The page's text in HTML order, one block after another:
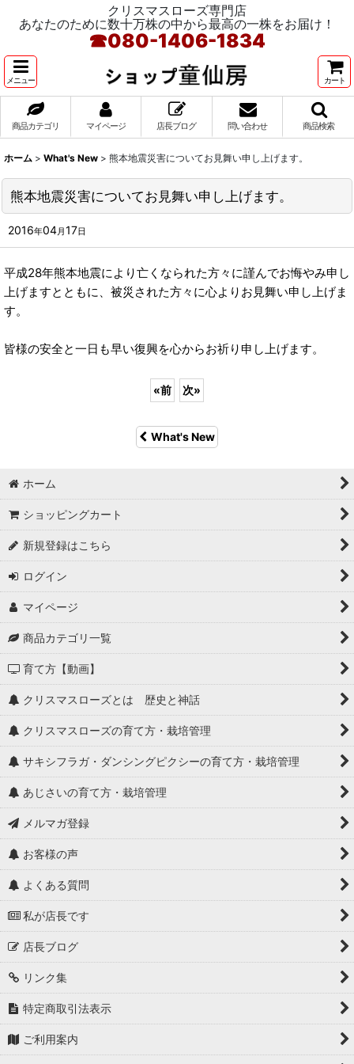
クリスマスローズ専門店
あなたのために数十万株の中から最高の一株をお届け！
☎080-1406-1834
メニュー カート
商品カテゴリ マイページ 店長ブログ 問い合わせ 商品検索
ホーム > What's New > 熊本地震災害についてお見舞い申し上げます。
熊本地震災害についてお見舞い申し上げます。
2016年04月17日
平成28年熊本地震により亡くなられた方々に謹んでお悔やみ申し
上げますとともに、被災された方々に心よりお見舞い申し上げま
す。
皆様の安全と一日も早い復興を心からお祈り申し上げます。
«前 次»
What's New
ホーム
ショッピングカート
新規登録はこちら
ログイン
マイページ
商品カテゴリ一覧
育て方【動画】
クリスマスローズとは 歴史と神話
クリスマスローズの育て方・栽培管理
サキシフラガ・ダンシングピクシーの育て方・栽培管理
あじさいの育て方・栽培管理
メルマガ登録
お客様の声
よくある質問
私が店長です
店長ブログ
リンク集
特定商取引法表示
ご利用案内